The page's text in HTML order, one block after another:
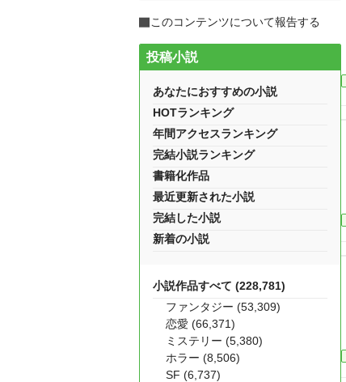
このコンテンツについて報告する
投稿小説
あなたにおすすめの小説
HOTランキング
年間アクセスランキング
完結小説ランキング
書籍化作品
最近更新された小説
完結した小説
新着の小説
小説作品すべて (228,781)
ファンタジー (53,309)
恋愛 (66,371)
ミステリー (5,380)
ホラー (8,506)
SF (6,737)